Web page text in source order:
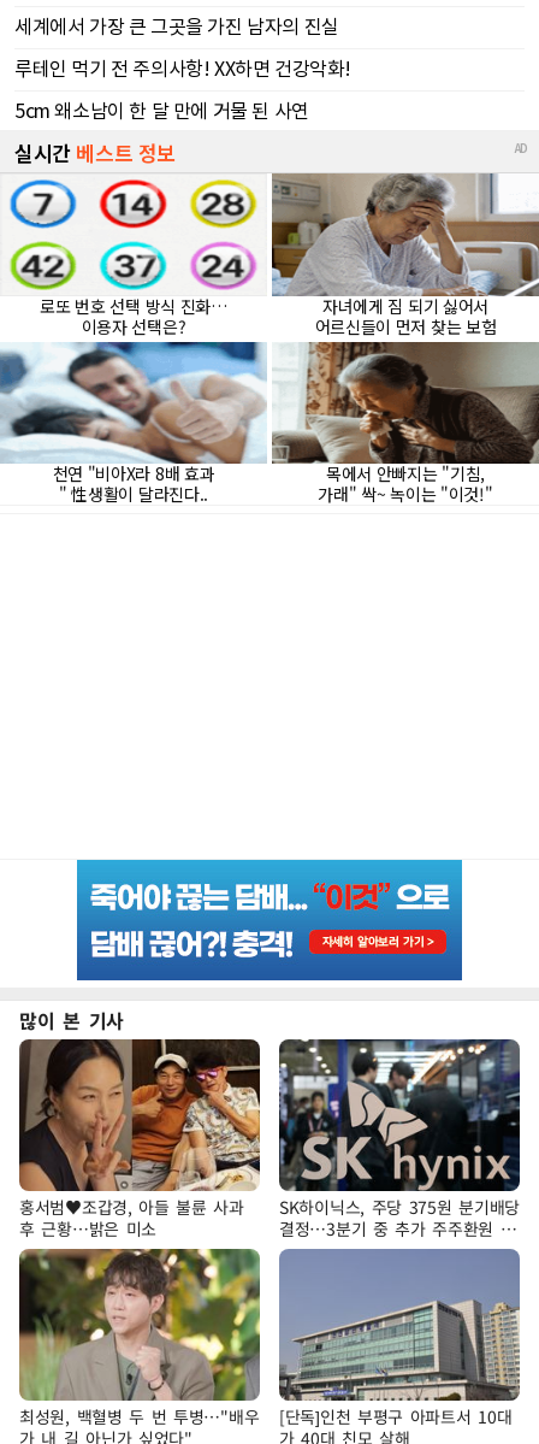
많이 본 기사
홍서범♥조갑경, 아들 불륜 사과
후 근황…밝은 미소
SK하이닉스, 주당 375원 분기배당
결정…3분기 중 추가 주주환원 발
표
최성원, 백혈병 두 번 투병…"배우
가 내 길 아닌가 싶었다"
[단독]인천 부평구 아파트서 10대
가 40대 친모 살해